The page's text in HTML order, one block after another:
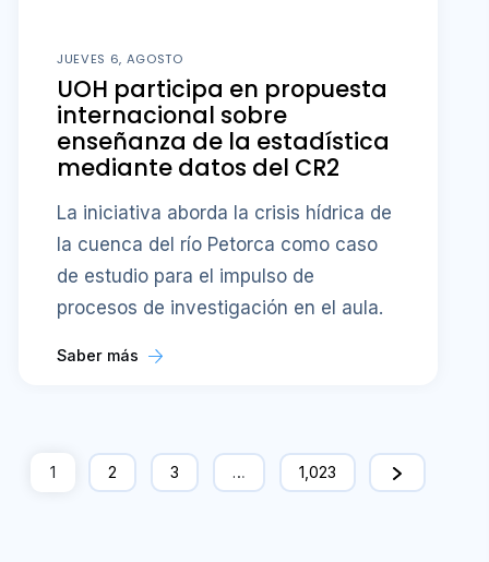
JUEVES 6, AGOSTO
UOH participa en propuesta
internacional sobre
enseñanza de la estadística
mediante datos del CR2
La iniciativa aborda la crisis hídrica de
la cuenca del río Petorca como caso
de estudio para el impulso de
procesos de investigación en el aula.
Saber más
1 2 3 … 1,023